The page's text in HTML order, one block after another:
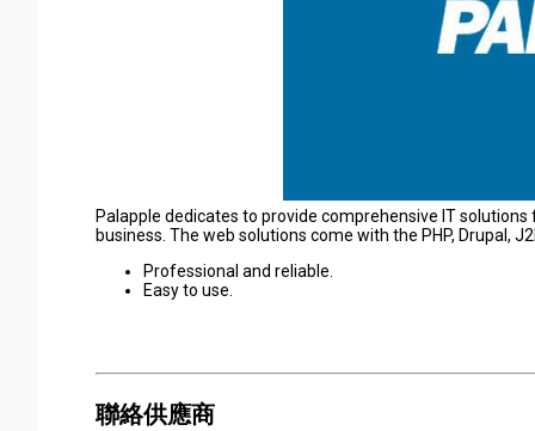
Palapple dedicates to provide comprehensive IT
business. The web solutions come with the PHP, Drupal,
Professional and reliable.
Easy to use.
聯絡供應商